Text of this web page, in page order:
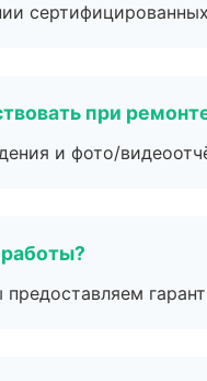
при
и фото/
работы?